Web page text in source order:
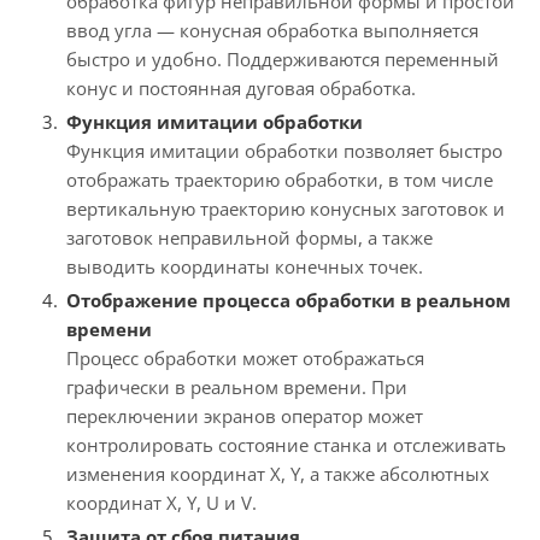
ввод угла — конусная обработка выполняется
быстро и удобно. Поддерживаются переменный
конус и постоянная дуговая обработка.
Функция имитации обработки
Функция имитации обработки позволяет быстро
отображать траекторию обработки, в том числе
вертикальную траекторию конусных заготовок и
заготовок неправильной формы, а также
выводить координаты конечных точек.
Отображение процесса обработки в реальном
времени
Процесс обработки может отображаться
графически в реальном времени. При
переключении экранов оператор может
контролировать состояние станка и отслеживать
изменения координат X, Y, а также абсолютных
координат X, Y, U и V.